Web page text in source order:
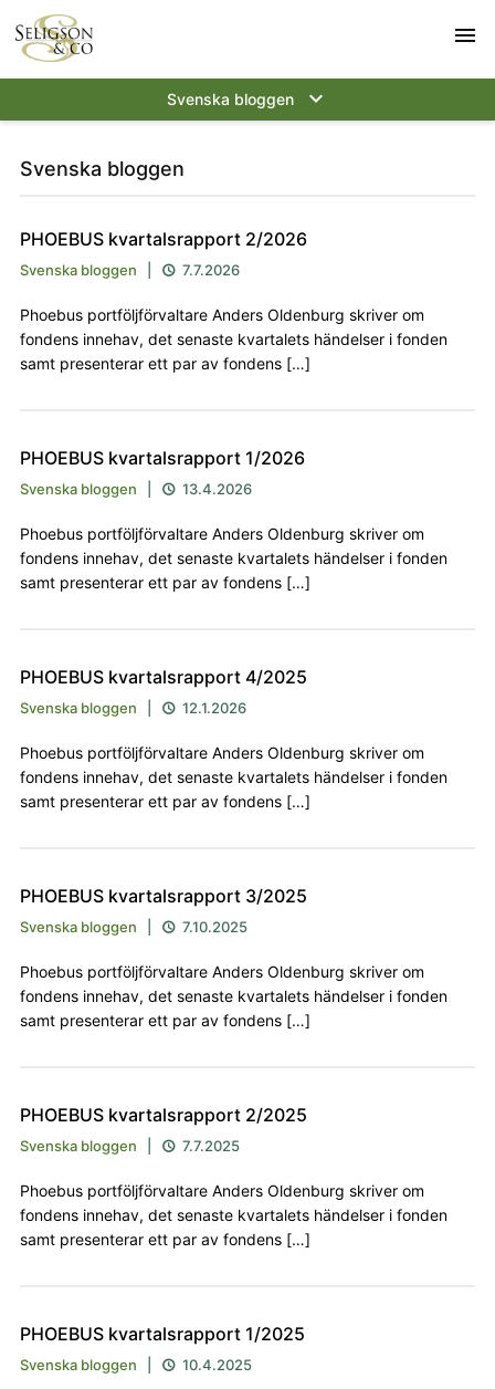
menu
Svenska bloggen keyboard_arrow_down
Svenska bloggen
PHOEBUS kvartalsrapport 2/2026
Svenska bloggen 7.7.2026
Phoebus portföljförvaltare Anders Oldenburg skriver om
fondens innehav, det senaste kvartalets händelser i fonden
samt presenterar ett par av fondens […]
PHOEBUS kvartalsrapport 1/2026
Svenska bloggen 13.4.2026
Phoebus portföljförvaltare Anders Oldenburg skriver om
fondens innehav, det senaste kvartalets händelser i fonden
samt presenterar ett par av fondens […]
PHOEBUS kvartalsrapport 4/2025
Svenska bloggen 12.1.2026
Phoebus portföljförvaltare Anders Oldenburg skriver om
fondens innehav, det senaste kvartalets händelser i fonden
samt presenterar ett par av fondens […]
PHOEBUS kvartalsrapport 3/2025
Svenska bloggen 7.10.2025
Phoebus portföljförvaltare Anders Oldenburg skriver om
fondens innehav, det senaste kvartalets händelser i fonden
samt presenterar ett par av fondens […]
PHOEBUS kvartalsrapport 2/2025
Svenska bloggen 7.7.2025
Phoebus portföljförvaltare Anders Oldenburg skriver om
fondens innehav, det senaste kvartalets händelser i fonden
samt presenterar ett par av fondens […]
PHOEBUS kvartalsrapport 1/2025
Svenska bloggen 10.4.2025